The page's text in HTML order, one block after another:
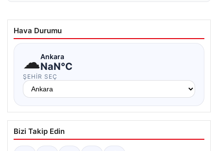
Hava Durumu
☁Ankara
NaN°C
ŞEHIR SEÇ
Bizi Takip Edin